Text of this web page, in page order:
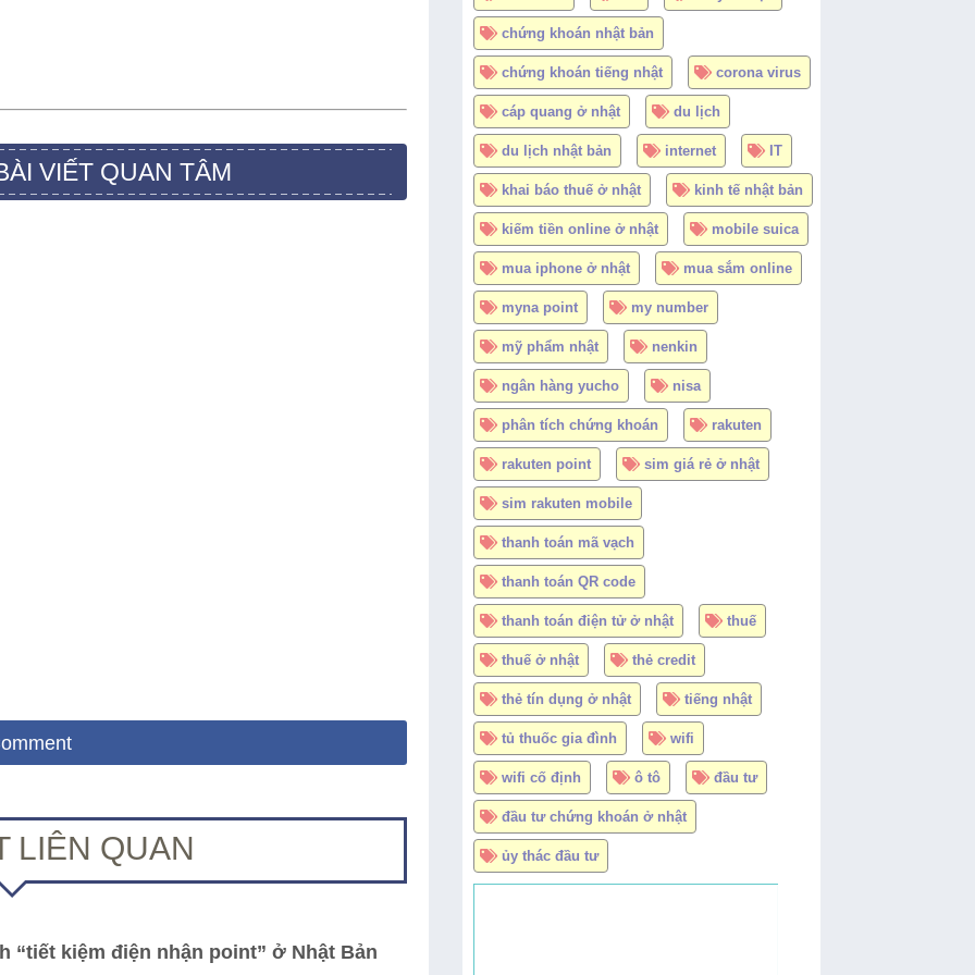
VIẾT QUAN TÂM
LIÊN QUAN
“tiết kiệm điện nhận point” ở Nhật Bản
chứng khoán nhật bản
chứng khoán tiếng nhật corona virus
cáp quang ở nhật du lịch
du lịch nhật bản internet IT
khai báo thuế ở nhật kinh tế nhật bản
kiếm tiền online ở nhật mobile suica
mua iphone ở nhật mua sắm online
myna point my number
mỹ phẩm nhật nenkin
ngân hàng yucho nisa
phân tích chứng khoán rakuten
rakuten point sim giá rẻ ở nhật
sim rakuten mobile
thanh toán mã vạch
thanh toán QR code
thanh toán điện tử ở nhật thuế
thuế ở nhật thẻ credit
thẻ tín dụng ở nhật tiếng nhật
tủ thuốc gia đình wifi
wifi cố định ô tô đầu tư
đầu tư chứng khoán ở nhật
ủy thác đầu tư